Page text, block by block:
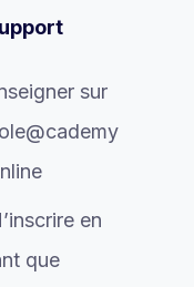
sur
en
que